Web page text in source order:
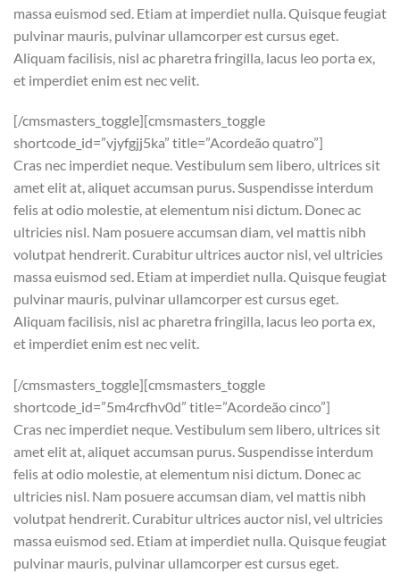
massa euismod sed. Etiam at imperdiet nulla. Quisque feugiat
pulvinar mauris, pulvinar ullamcorper est cursus eget.
Aliquam facilisis, nisl ac pharetra fringilla, lacus leo porta ex,
et imperdiet enim est nec velit.
[/cmsmasters_toggle][cmsmasters_toggle
shortcode_id=”vjyfgjj5ka” title=”Acordeão quatro”]
Cras nec imperdiet neque. Vestibulum sem libero, ultrices sit
amet elit at, aliquet accumsan purus. Suspendisse interdum
felis at odio molestie, at elementum nisi dictum. Donec ac
ultricies nisl. Nam posuere accumsan diam, vel mattis nibh
volutpat hendrerit. Curabitur ultrices auctor nisl, vel ultricies
massa euismod sed. Etiam at imperdiet nulla. Quisque feugiat
pulvinar mauris, pulvinar ullamcorper est cursus eget.
Aliquam facilisis, nisl ac pharetra fringilla, lacus leo porta ex,
et imperdiet enim est nec velit.
[/cmsmasters_toggle][cmsmasters_toggle
shortcode_id=”5m4rcfhv0d” title=”Acordeão cinco”]
Cras nec imperdiet neque. Vestibulum sem libero, ultrices sit
amet elit at, aliquet accumsan purus. Suspendisse interdum
felis at odio molestie, at elementum nisi dictum. Donec ac
ultricies nisl. Nam posuere accumsan diam, vel mattis nibh
volutpat hendrerit. Curabitur ultrices auctor nisl, vel ultricies
massa euismod sed. Etiam at imperdiet nulla. Quisque feugiat
pulvinar mauris, pulvinar ullamcorper est cursus eget.